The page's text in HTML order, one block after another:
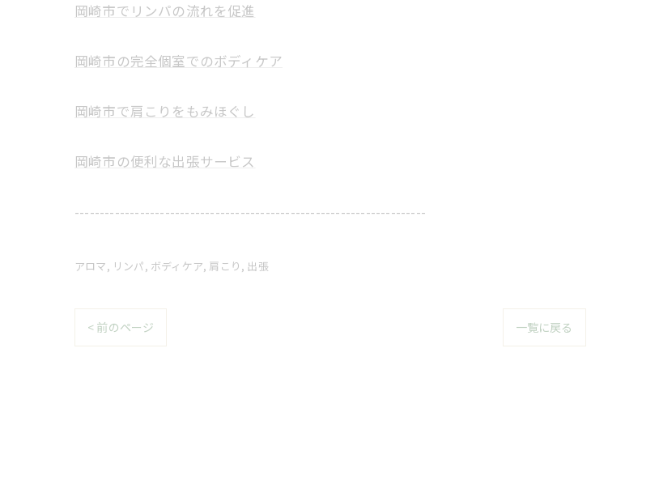
岡崎市でリンパの流れを促進
岡崎市の完全個室でのボディケア
岡崎市で肩こりをもみほぐし
岡崎市の便利な出張サービス
----------------------------------------------------------------------
アロマ リンパ ボディケア 肩こり 出張
< 前のページ 一覧に戻る